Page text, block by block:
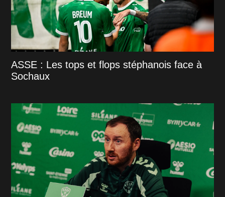
ASSE : Les tops et flops stéphanois face à
Sochaux